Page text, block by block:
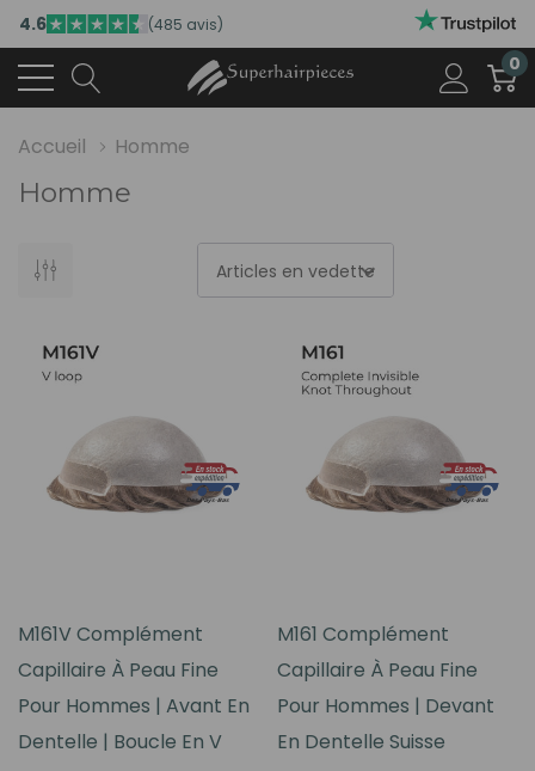
4.6 (485 avis)
0
Accueil Homme
Homme
M161V Complément
Capillaire À Peau Fine
Pour Hommes | Avant En
Dentelle | Boucle En V
M161 Complément
Capillaire À Peau Fine
Pour Hommes | Devant
En Dentelle Suisse